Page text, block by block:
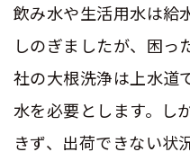
飲み水や生活用水は給
しのぎましたが、困っ
社の大根洗浄は上水道
水を必要とします。し
きず、出荷できない状